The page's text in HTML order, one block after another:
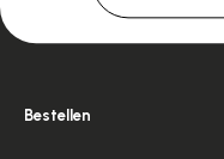
Bestellen